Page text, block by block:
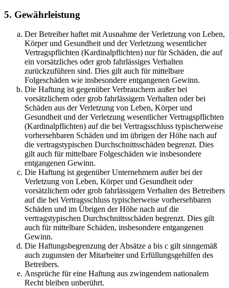
5. Gewährleistung
Der Betreiber haftet mit Ausnahme der Verletzung von Leben,
Körper und Gesundheit und der Verletzung wesentlicher
Vertragspflichten (Kardinalpflichten) nur für Schäden, die auf
ein vorsätzliches oder grob fahrlässiges Verhalten
zurückzuführen sind. Dies gilt auch für mittelbare
Folgeschäden wie insbesondere entgangenen Gewinn.
Die Haftung ist gegenüber Verbrauchern außer bei
vorsätzlichem oder grob fahrlässigem Verhalten oder bei
Schäden aus der Verletzung von Leben, Körper und
Gesundheit und der Verletzung wesentlicher Vertragspflichten
(Kardinalpflichten) auf die bei Vertragsschluss typischerweise
vorhersehbaren Schäden und im übrigen der Höhe nach auf
die vertragstypischen Durchschnittsschäden begrenzt. Dies
gilt auch für mittelbare Folgeschäden wie insbesondere
entgangenen Gewinn.
Die Haftung ist gegenüber Unternehmern außer bei der
Verletzung von Leben, Körper und Gesundheit oder
vorsätzlichem oder grob fahrlässigem Verhalten des Betreibers
auf die bei Vertragsschluss typischerweise vorhersehbaren
Schäden und im Übrigen der Höhe nach auf die
vertragstypischen Durchschnittsschäden begrenzt. Dies gilt
auch für mittelbare Schäden, insbesondere entgangenen
Gewinn.
Die Haftungsbegrenzung der Absätze a bis c gilt sinngemäß
auch zugunsten der Mitarbeiter und Erfüllungsgehilfen des
Betreibers.
Ansprüche für eine Haftung aus zwingendem nationalem
Recht bleiben unberührt.